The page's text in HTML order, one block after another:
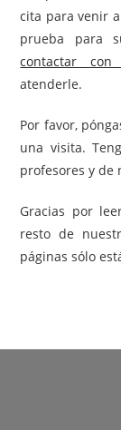
cita para venir
prueba para
contactar con
atenderle.
Por favor,
una visita.
profesores y de
Gracias por
resto de
páginas sólo